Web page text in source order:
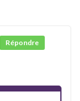
Répondre